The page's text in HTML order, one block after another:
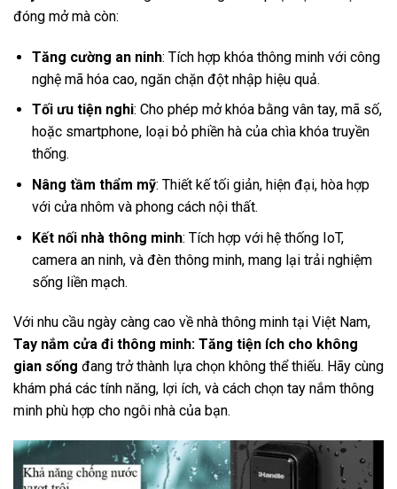
đóng mở mà còn:
Tăng cường an ninh: Tích hợp khóa thông minh với công
nghệ mã hóa cao, ngăn chặn đột nhập hiệu quả.
Tối ưu tiện nghi: Cho phép mở khóa bằng vân tay, mã số,
hoặc smartphone, loại bỏ phiền hà của chìa khóa truyền
thống.
Nâng tầm thẩm mỹ: Thiết kế tối giản, hiện đại, hòa hợp
với cửa nhôm và phong cách nội thất.
Kết nối nhà thông minh: Tích hợp với hệ thống IoT,
camera an ninh, và đèn thông minh, mang lại trải nghiệm
sống liền mạch.
Với nhu cầu ngày càng cao về nhà thông minh tại Việt Nam,
Tay nắm cửa đi thông minh: Tăng tiện ích cho không
gian sống đang trở thành lựa chọn không thể thiếu. Hãy cùng
khám phá các tính năng, lợi ích, và cách chọn tay nắm thông
minh phù hợp cho ngôi nhà của bạn.